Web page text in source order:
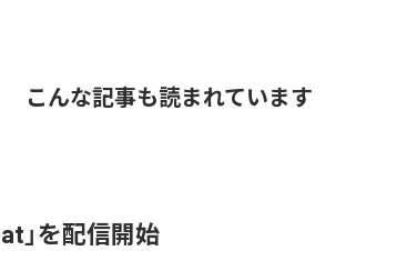
こんな記事も読まれています
」を配信開始